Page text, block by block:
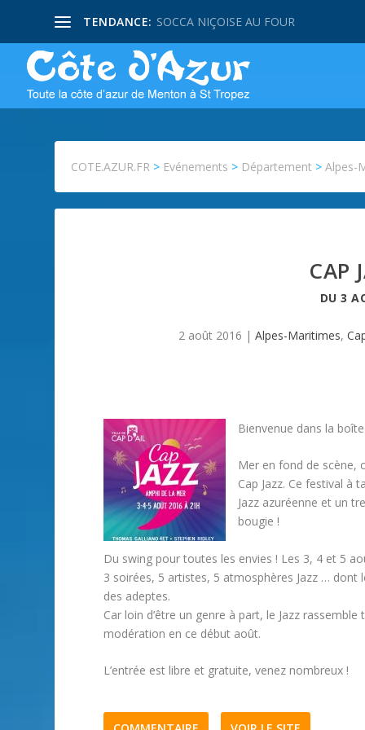
TENDANCE: SOCCA NIÇOISE AU FOUR
COTE.AZUR.FR > Evénements > Département >Alpes-
CAP
DU3
2 août 2016 |Alpes-Maritimes,
Bienvenue dans la
Mer en fond de scène,
Cap Jazz. Ce festival à
Jazz azuréenne et un
bougie !
Du swing pour toutes les envies ! Les 3, 4 et 5
3 soirées, 5 artistes, 5 atmosphères Jazz … dont
des adeptes.
Car loin d’être un genre à part, le Jazz
modération en ce début août.
L’entrée est libre et gratuite, venez nombreux !